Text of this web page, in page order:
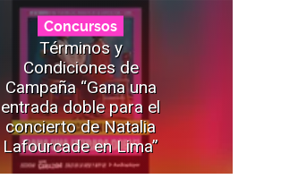
Concursos
Términos y
Condiciones de
Campaña “Gana una
entrada doble para el
concierto de Natalia
Lafourcade en Lima”